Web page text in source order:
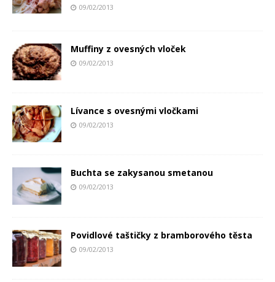
09/02/2013
Muffiny z ovesných vloček
09/02/2013
Lívance s ovesnými vločkami
09/02/2013
Buchta se zakysanou smetanou
09/02/2013
Povidlové taštičky z bramborového těsta
09/02/2013